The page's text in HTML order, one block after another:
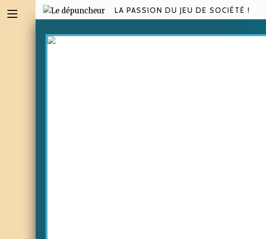
LA PASSION DU JEU DE SOCIÉTÉ !